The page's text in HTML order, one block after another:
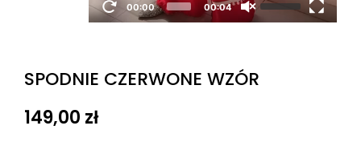
00:00 00:04
SPODNIE CZERWONE WZÓR
149,00 zł